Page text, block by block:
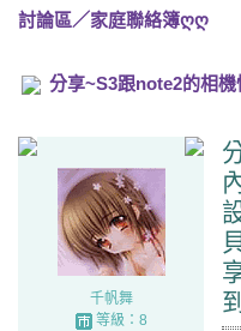
討論區／家庭聯絡簿ღღ
分享~S3跟note2的相機
千帆舞
等級：8